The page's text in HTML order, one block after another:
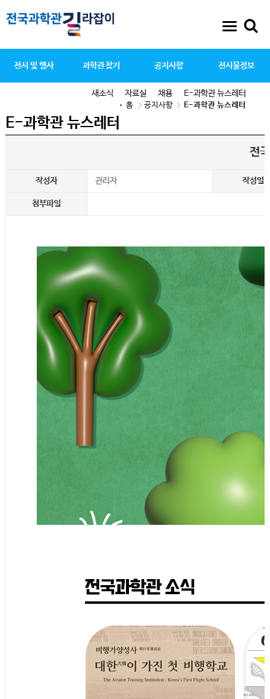
전시 및 행사 과학관 찾기 공지사항
새소식 자료실 채용 E-과학관 뉴스레터
전시물정보
홈 공지사항 E-과학관 뉴스레터
E-과학관 뉴스레터
전
작성자 관리자 작성일
첨부파일